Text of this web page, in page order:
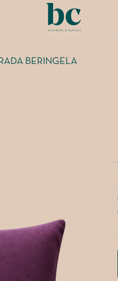
BERINGELA